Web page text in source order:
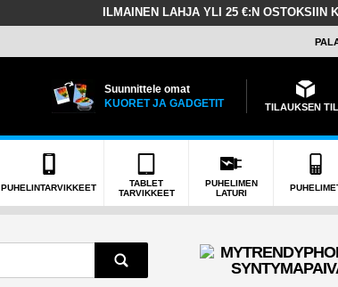
ILMAINEN LAHJA YLI 25 €:N OSTOKSIIN
Suunnittele omat
KUORET JA GADGETIT
TILAUKSEN
PUHELINTARVIKKEET
TABLET
TARVIKKEET
PUHELIMEN
LATURI